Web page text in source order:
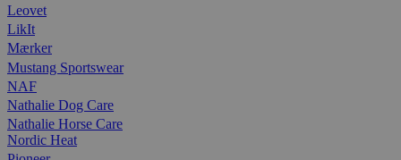
Leovet
LikIt
Mærker
Mustang Sportswear
NAF
Nathalie Dog Care
Nathalie Horse Care
Nordic Heat